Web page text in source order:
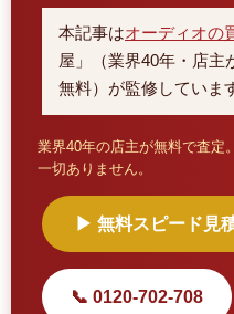
本記事はオーディオの
屋」（業界40年・店主
無料）が監修していま
業界40年の店主が無料で査定
一切ありません。
▶ 無料スピード見
📞 0120-702-708